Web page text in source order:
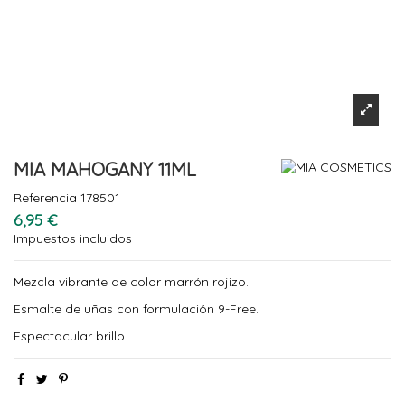
MIA MAHOGANY 11ML
Referencia 178501
6,95 €
Impuestos incluidos
Mezcla vibrante de color marrón rojizo.
Esmalte de uñas con formulación 9-Free.
Espectacular brillo.